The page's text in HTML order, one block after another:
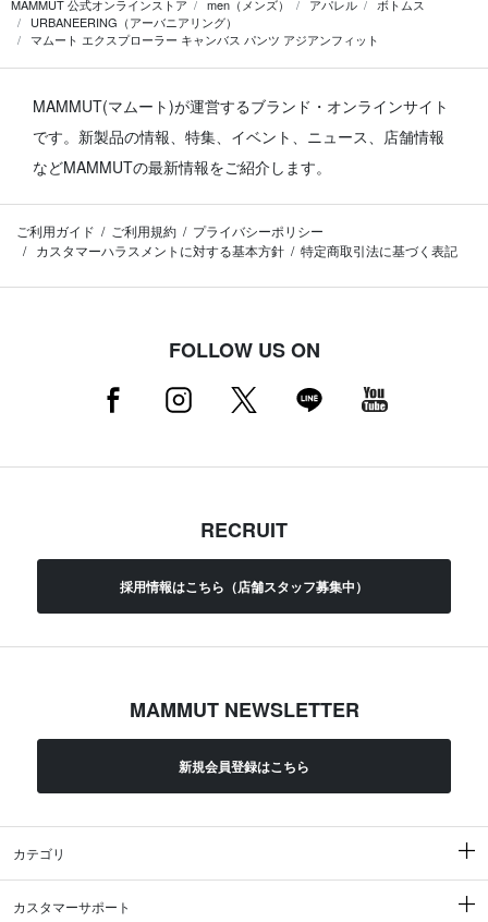
MAMMUT 公式オンラインストア men（メンズ） アパレル
ボトムス
URBANEERING（アーバニアリング）
マムート エクスプローラー キャンバス パンツ アジアンフィット
MAMMUT(マムート)が運営するブランド・オンラインサイト
です。 新製品の情報、特集、イベント、ニュース、店舗情報
などMAMMUTの最新情報をご紹介します。
ご利用ガイド ご利用規約
プライバシーポリシー
カスタマーハラスメントに対する基本方針
特定商取引法に基づく表記
FOLLOW US ON
RECRUIT
採用情報はこちら（店舗スタッフ募集中）
MAMMUT NEWSLETTER
新規会員登録はこちら
カテゴリ
カスタマーサポート